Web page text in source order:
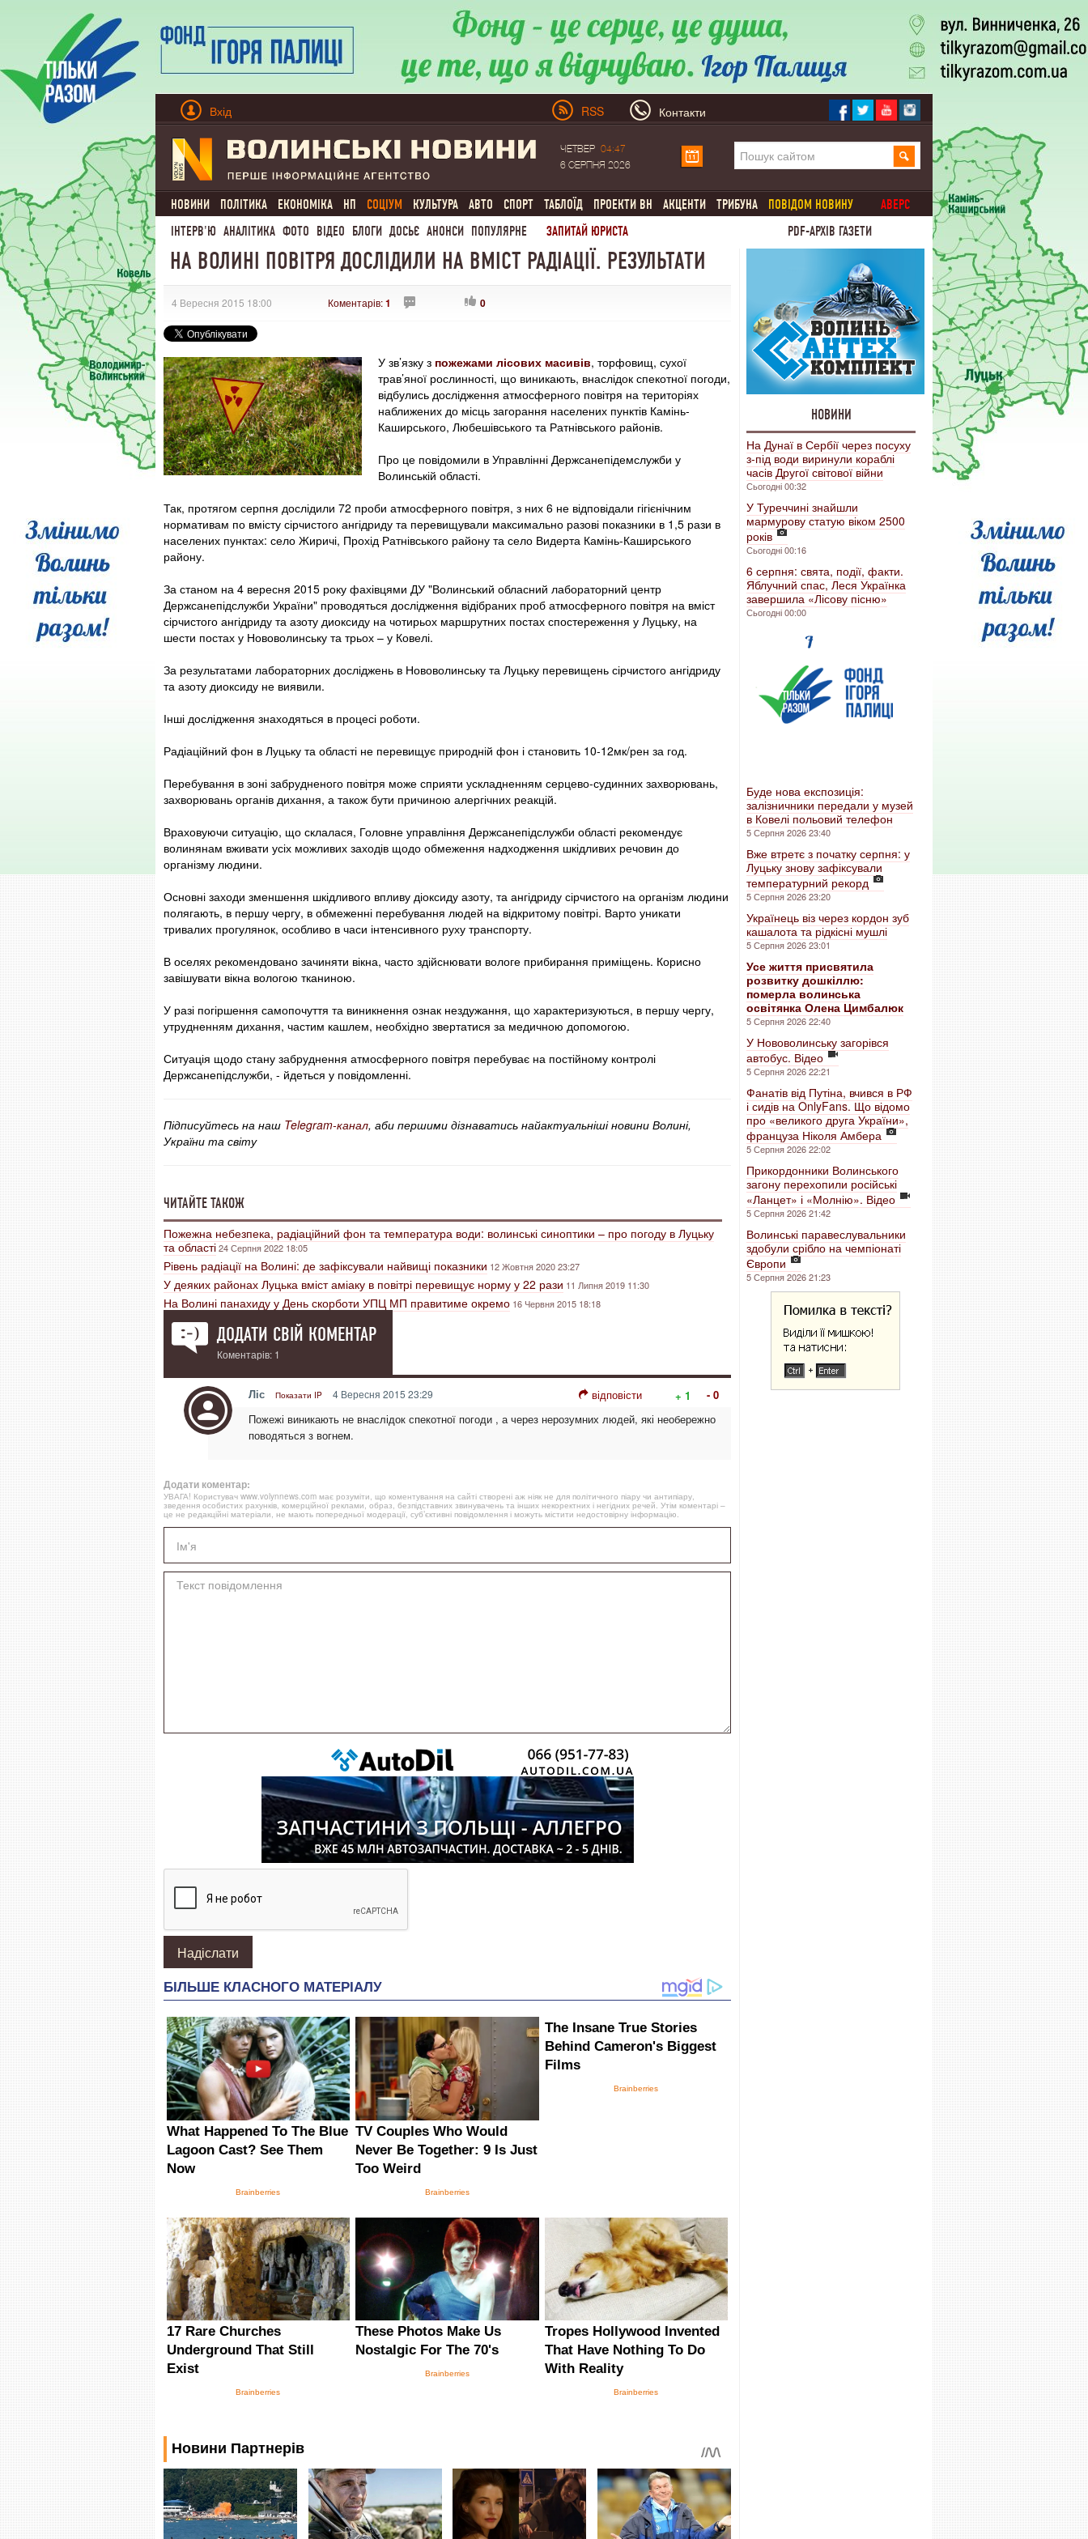
Вхід RSS Контакти
ЧЕТВЕР
04:47
6 СЕРПНЯ 2026
НОВИНИ ПОЛІТИКА ЕКОНОМІКА НП СОЦІУМ КУЛЬТУРА АВТО СПОРТ ТАБЛОЇД ПРОЕКТИ ВН АКЦЕНТИ ТРИБУНА ПОВІДОМ НОВИНУ
АВЕРС
ІНТЕРВ'Ю АНАЛІТИКА ФОТО ВІДЕО БЛОГИ ДОСЬЄ АНОНСИ ПОПУЛЯРНЕ ЗАПИТАЙ ЮРИСТА PDF-АРХІВ ГАЗЕТИ
НА ВОЛИНІ ПОВІТРЯ ДОСЛІДИЛИ НА ВМІСТ РАДІАЦІЇ. РЕЗУЛЬТАТИ
4 Вересня 2015 18:00 Коментарів:1 0
У зв’язку з пожежами лісових масивів, торфовищ, сухої
трав’яної рослинності, що виникають, внаслідок спекотної погоди,
відбулись дослідження атмосферного повітря на територіях
наближених до місць загорання населених пунктів Камінь-
Каширського, Любешівського та Ратнівського районів.
Про це повідомили в Управлінні Держсанепідемслужби у
Волинській області.
Так, протягом серпня дослідили 72 проби атмосферного повітря, з них 6 не відповідали гігієнічним
нормативам по вмісту сірчистого ангідриду та перевищували максимально разові показники в 1,5 рази в
населених пунктах: село Жиричі, Прохід Ратнівського району та село Видерта Камінь-Каширського
району.
За станом на 4 вересня 2015 року фахівцями ДУ "Волинський обласний лабораторний центр
Держсанепідслужби України" проводяться дослідження відібраних проб атмосферного повітря на вміст
сірчистого ангідриду та азоту диоксиду на чотирьох маршрутних постах спостереження у Луцьку, на
шести постах у Нововолинську та трьох – у Ковелі.
За результатами лабораторних досліджень в Нововолинську та Луцьку перевищень сірчистого ангідриду
та азоту диоксиду не виявили.
Інші дослідження знаходяться в процесі роботи.
Радіаційний фон в Луцьку та області не перевищує природній фон і становить 10-12мк/рен за год.
Перебування в зоні забрудненого повітря може сприяти ускладненням серцево-судинних захворювань,
захворювань органів дихання, а також бути причиною алергічних реакцій.
Враховуючи ситуацію, що склалася, Головне управління Держсанепідслужби області рекомендує
волинянам вживати усіх можливих заходів щодо обмеження надходження шкідливих речовин до
організму людини.
Основні заходи зменшення шкідливого впливу діоксиду азоту, та ангідриду сірчистого на організм людини
полягають, в першу чергу, в обмеженні перебування людей на відкритому повітрі. Варто уникати
тривалих прогулянок, особливо в часи інтенсивного руху транспорту.
В оселях рекомендовано зачиняти вікна, часто здійснювати вологе прибирання приміщень. Корисно
завішувати вікна вологою тканиною.
У разі погіршення самопочуття та виникнення ознак нездужання, що характеризуються, в першу чергу,
утрудненням дихання, частим кашлем, необхідно звертатися за медичною допомогою.
Ситуація щодо стану забруднення атмосферного повітря перебуває на постійному контролі
Держсанепідслужби, - йдеться у повідомленні.
Підписуйтесь на наш Telegram-канал, аби першими дізнаватись найактуальніші новини Волині,
України та світу
ЧИТАЙТЕ ТАКОЖ
Пожежна небезпека, радіаційний фон та температура води: волинські синоптики – про погоду в Луцьку
та області24 Серпня 2022 18:05
Рівень радіації на Волині: де зафіксували найвищі показники 12 Жовтня 2020 23:27
У деяких районах Луцька вміст аміаку в повітрі перевищує норму у 22 рази 11 Липня 2019 11:30
На Волині панахиду у День скорботи УПЦ МП правитиме окремо 16 Червня 2015 18:18
ДОДАТИ СВІЙ КОМЕНТАР
Коментарів: 1
Ліс Показати IP 4 Вересня 2015 23:29 відповісти + 1
- 0
Пожежі виникають не внаслідок спекотної погоди , а через нерозумних людей, які необережно
поводяться з вогнем.
Додати коментар:
УВАГА! Користувач www.volynnews.com має розуміти, що коментування на сайті створені аж ніяк не для політичного піару чи антипіару,
зведення особистих рахунків, комерційної реклами, образ, безпідставних звинувачень та інших некоректних і негідних речей. Утім коментарі –
це не редакційні матеріали, не мають попередньої модерації, суб’єктивні повідомлення і можуть містити недостовірну інформацію.
НОВИНИ
На Дунаї в Сербії через посуху
з-під води виринули кораблі
часів Другої світової війни
Сьогодні 00:32
У Туреччині знайшли
мармурову статую віком 2500
років
Сьогодні 00:16
6 серпня: свята, події, факти.
Яблучний спас, Леся Українка
завершила «Лісову пісню»
Сьогодні 00:00
Буде нова експозиція:
залізничники передали у музей
в Ковелі польовий телефон
5 Серпня 2026 23:40
Вже втретє з початку серпня: у
Луцьку знову зафіксували
температурний рекорд
5 Серпня 2026 23:20
Українець віз через кордон зуб
кашалота та рідкісні мушлі
5 Серпня 2026 23:01
Усе життя присвятила
розвитку дошкіллю:
померла волинська
освітянка Олена Цимбалюк
5 Серпня 2026 22:40
У Нововолинську загорівся
автобус. Відео
5 Серпня 2026 22:21
Фанатів від Путіна, вчився в РФ
і сидів на OnlyFans. Що відомо
про «великого друга України»,
француза Ніколя Амбера
5 Серпня 2026 22:02
Прикордонники Волинського
загону перехопили російські
«Ланцет» і «Молнію». Відео
5 Серпня 2026 21:42
Волинські паравеслувальники
здобули срібло на чемпіонаті
Європи
5 Серпня 2026 21:23